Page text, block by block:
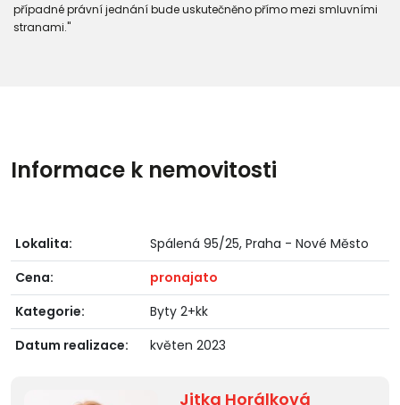
případné právní jednání bude uskutečněno přímo mezi smluvními
stranami."
Informace k nemovitosti
Lokalita:
Spálená 95/25, Praha - Nové Město
Cena:
pronajato
Kategorie:
Byty 2+kk
Datum realizace:
květen 2023
Jitka Horálková